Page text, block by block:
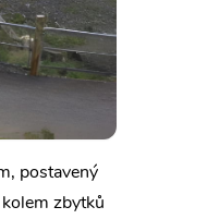
postavený
zbytků